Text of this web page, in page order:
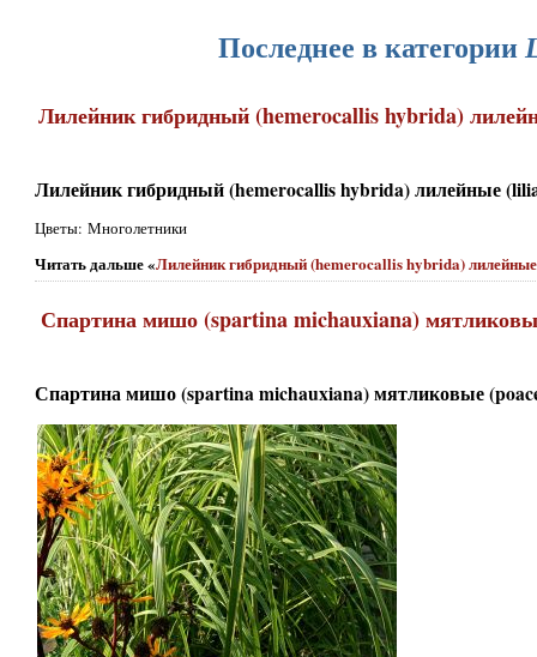
Последнее в категории
Лилейник гибридный (hemerocallis hybrida)
Лилейник гибридный (hemerocallis hybrida) лилейные
Цветы: Многолетники
Читать дальше «Лилейник гибридный (hemerocallis hybrida)
Спартина мишо (spartina michauxiana)
Спартина мишо (spartina michauxiana) мятликовые